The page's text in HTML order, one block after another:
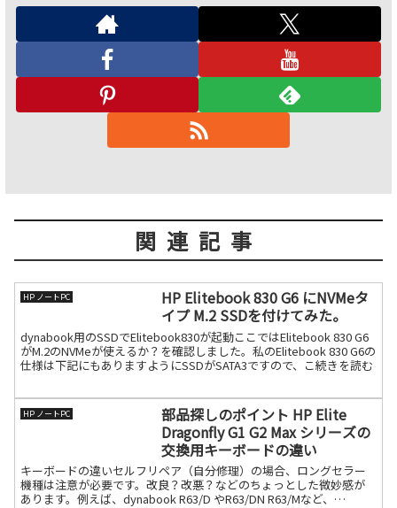
関連記事
HP ノートPC
HP Elitebook 830 G6 にNVMeタ
イプ M.2 SSDを付けてみた。
dynabook用のSSDでElitebook830が起動ここではElitebook 830 G6
がM.2のNVMeが使えるか？を確認しました。私のElitebook 830 G6の
仕様は下記にもありますようにSSDがSATA3ですので、こ続きを読む
HP ノートPC
部品探しのポイント HP Elite
Dragonfly G1 G2 Max シリーズの
交換用キーボードの違い
キーボードの違いセルフリペア（自分修理）の場合、ロングセラー
機種は注意が必要です。改良？改悪？などのちょっとした微妙感が
あります。例えば、dynabook R63/D やR63/DN R63/Mなど、